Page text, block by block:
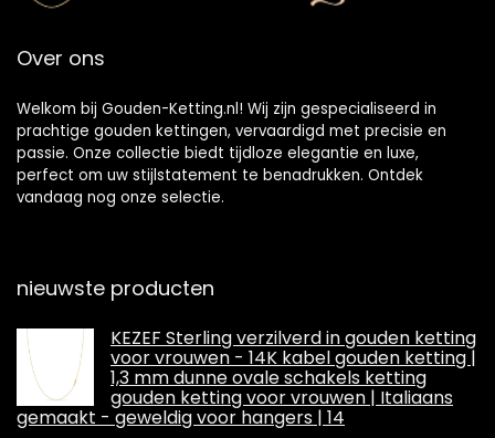
Over ons
Welkom bij Gouden-Ketting.nl! Wij zijn gespecialiseerd in
prachtige gouden kettingen, vervaardigd met precisie en
passie. Onze collectie biedt tijdloze elegantie en luxe,
perfect om uw stijlstatement te benadrukken. Ontdek
vandaag nog onze selectie.
nieuwste producten
KEZEF Sterling verzilverd in gouden ketting
voor vrouwen - 14K kabel gouden ketting |
1,3 mm dunne ovale schakels ketting
gouden ketting voor vrouwen | Italiaans
gemaakt - geweldig voor hangers | 14